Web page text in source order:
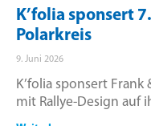
K’folia sponsert
Polarkreis
9. Juni 2026
K’folia sponsert Frank
mit Rallye-Design auf